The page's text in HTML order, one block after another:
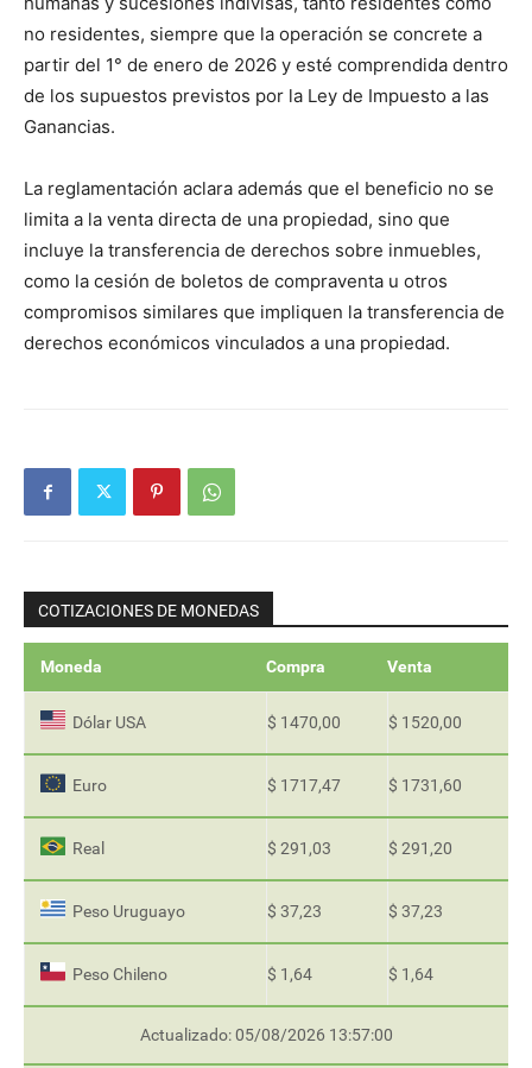
no residentes, siempre que la operación se concrete a
partir del 1° de enero de 2026 y esté comprendida dentro
de los supuestos previstos por la Ley de Impuesto a las
Ganancias.
La reglamentación aclara además que el beneficio no se
limita a la venta directa de una propiedad, sino que
incluye la transferencia de derechos sobre inmuebles,
como la cesión de boletos de compraventa u otros
compromisos similares que impliquen la transferencia de
derechos económicos vinculados a una propiedad.
COTIZACIONES DE MONEDAS
Moneda Compra Venta
Dólar USA $ 1470,00 $ 1520,00
Euro $ 1717,47 $ 1731,60
Real $ 291,03 $ 291,20
Peso Uruguayo $ 37,23 $ 37,23
Peso Chileno $ 1,64 $ 1,64
Actualizado: 05/08/2026 13:57:00